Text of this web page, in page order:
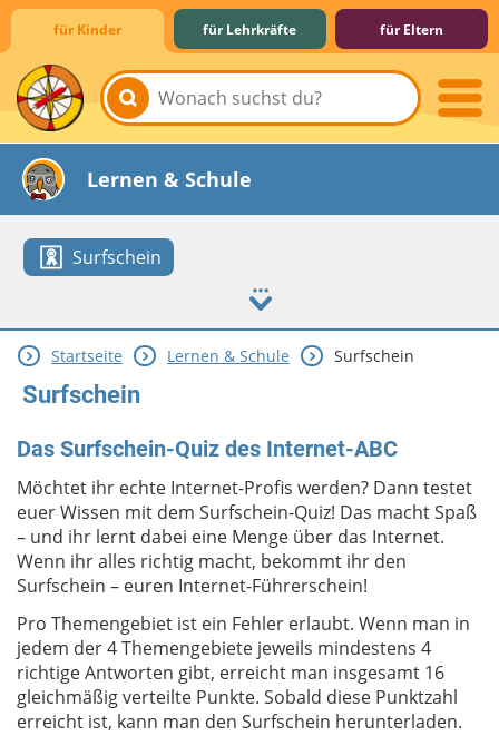
für Kinder für Lehrkräfte für Eltern
Lernen & Schule
Surfschein
Hobby & Freizeit
Spiel & Spaß
Mitreden & Mitmachen
Startseite Lernen & Schule Surfschein
Surfschein
Das Surfschein-Quiz des Internet-ABC
Möchtet ihr echte Internet-Profis werden? Dann testet
euer Wissen mit dem Surfschein-Quiz! Das macht Spaß
– und ihr lernt dabei eine Menge über das Internet.
Wenn ihr alles richtig macht, bekommt ihr den
Surfschein – euren Internet-Führerschein!
Pro Themengebiet ist ein Fehler erlaubt. Wenn man in
jedem der 4 Themengebiete jeweils mindestens 4
richtige Antworten gibt, erreicht man insgesamt 16
gleichmäßig verteilte Punkte. Sobald diese Punktzahl
erreicht ist, kann man den Surfschein herunterladen.